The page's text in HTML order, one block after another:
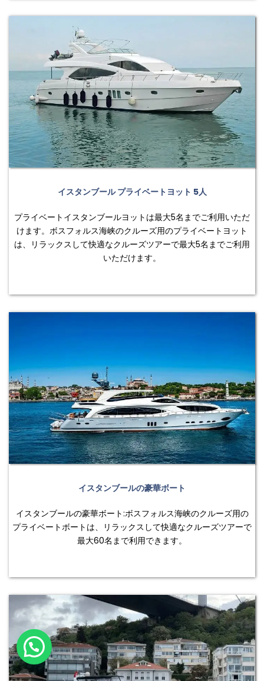
イスタンブール プライベートヨット 5人
プライベートイスタンブールヨットは最大5名までご利用いただ
けます。ボスフォルス海峡のクルーズ用のプライベートヨット
は、リラックスして快適なクルーズツアーで最大5名までご利用
いただけます。
イスタンブールの豪華ボート
イスタンブールの豪華ボート:ボスフォルス海峡のクルーズ用の
プライベートボートは、リラックスして快適なクルーズツアーで
最大60名まで利用できます。